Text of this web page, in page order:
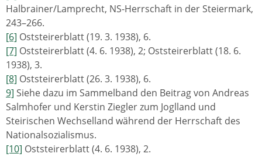
Halbrainer/Lamprecht, NS-Herrschaft in der Steiermark,
243–266.
[6] Oststeirerblatt (19. 3. 1938), 6.
[7] Oststeirerblatt (4. 6. 1938), 2; Oststeirerblatt (18. 6.
1938), 3.
[8] Oststeirerblatt (26. 3. 1938), 6.
9] Siehe dazu im Sammelband den Beitrag von Andreas
Salmhofer und Kerstin Ziegler zum Joglland und
Steirischen Wechselland während der Herrschaft des
Nationalsozialismus.
[10] Oststeirerblatt (4. 6. 1938), 2.